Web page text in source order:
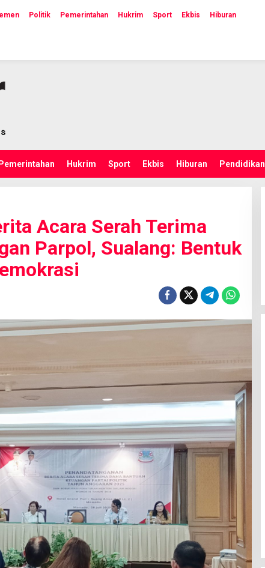
Politik Pemerintahan Hukrim Sport Ekbis Hiburan
Pemerintahan Hukrim Sport Ekbis Hiburan Pendidikan
Acara Serah Terima
Parpol, Sualang: Bentuk